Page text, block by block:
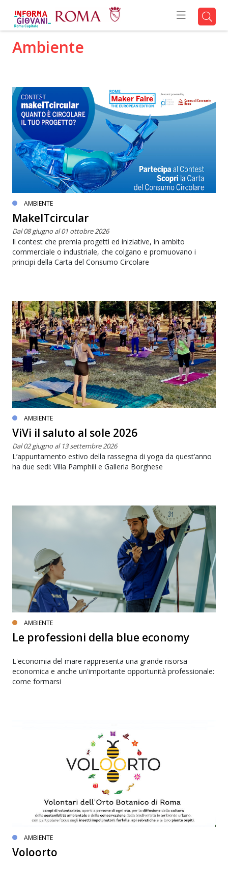
Ambiente
AMBIENTE
MakeITcircular
Dal 08 giugno al 01 ottobre 2026
Il contest che premia progetti ed iniziative, in ambito
commerciale o industriale, che colgano e promuovano i
principi della Carta del Consumo Circolare
AMBIENTE
ViVi il saluto al sole 2026
Dal 02 giugno al 13 settembre 2026
L’appuntamento estivo della rassegna di yoga da quest’anno
ha due sedi: Villa Pamphili e Galleria Borghese
AMBIENTE
Le professioni della blue economy
L'economia del mare rappresenta una grande risorsa
economica e anche un'importante opportunità professionale:
come formarsi
AMBIENTE
Voloorto